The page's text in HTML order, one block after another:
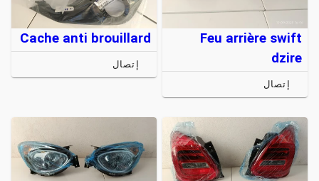
Feu arrière swift
dzire
إتصال
Cache anti brouillard
إتصال